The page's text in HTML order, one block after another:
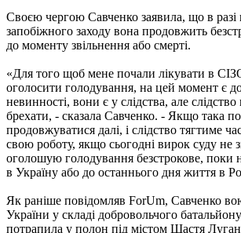
Своєю чергою Савченко заявила, що в разі
запобіжного заходу вона продовжить
до моменту звільнення або смерті.
«Для того щоб мене почали лікувати в
оголосити голодування, на цей момент є
невинності, вони є у слідства, але
брехати, - сказала Савченко. - Якщо така
продовжуватися далі, і слідство тягтиме
свою роботу, якщо сьогодні вирок суду не
оголошую голодування безстрокове, поки
в Україну або до останнього дня життя в
Як раніше повідомляв ForUm, Савченко
України у складі добровольчого
потрапила у полон під містом Щастя